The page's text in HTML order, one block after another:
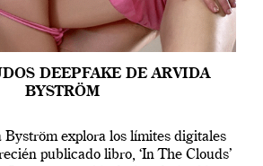
DEEPFAKE DE ARVIDA
BYSTRÖM
explora los límites digitales
publicado libro, ‘In The Clouds’